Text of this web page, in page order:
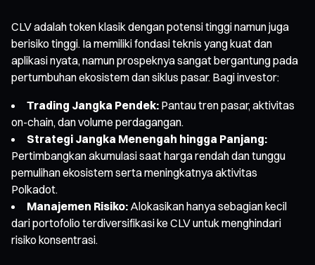
CLV adalah token klasik dengan potensi tinggi namun juga
berisiko tinggi. Ia memiliki fondasi teknis yang kuat dan
aplikasi nyata, namun prospeknya sangat bergantung pada
pertumbuhan ekosistem dan siklus pasar. Bagi investor:
Trading Jangka Pendek: Pantau tren pasar, aktivitas
on-chain, dan volume perdagangan.
Strategi Jangka Menengah hingga Panjang:
Pertimbangkan akumulasi saat harga rendah dan tunggu
pemulihan ekosistem serta meningkatnya aktivitas
Polkadot.
Manajemen Risiko: Alokasikan hanya sebagian kecil
dari portofolio terdiversifikasi ke CLV untuk menghindari
risiko konsentrasi.